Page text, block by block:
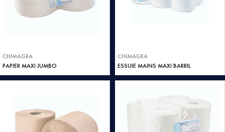
CHIMAGRA
PAPIER MAXI JUMBO
CHIMAGRA
ESSUIE MAINS MAXI BARRIL